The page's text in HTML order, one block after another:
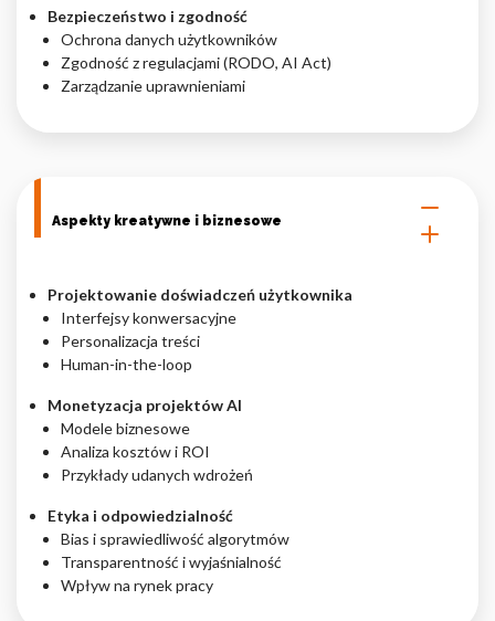
Bezpieczeństwo i zgodność
Ochrona danych użytkowników
Zgodność z regulacjami (RODO, AI Act)
Zarządzanie uprawnieniami
Aspekty kreatywne i biznesowe
Projektowanie doświadczeń użytkownika
Interfejsy konwersacyjne
Personalizacja treści
Human-in-the-loop
Monetyzacja projektów AI
Modele biznesowe
Analiza kosztów i ROI
Przykłady udanych wdrożeń
Etyka i odpowiedzialność
Bias i sprawiedliwość algorytmów
Transparentność i wyjaśnialność
Wpływ na rynek pracy